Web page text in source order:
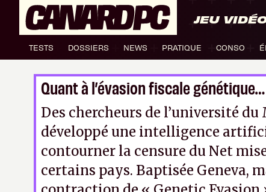
JEU
TESTS DOSSIERS NEWS PRATIQUE CONSO
Quant à l’évasion fiscale génétique…
Des chercheurs de l’université
développé une intelligence
contourner la censure du Net
certains pays. Baptisée Geneva,